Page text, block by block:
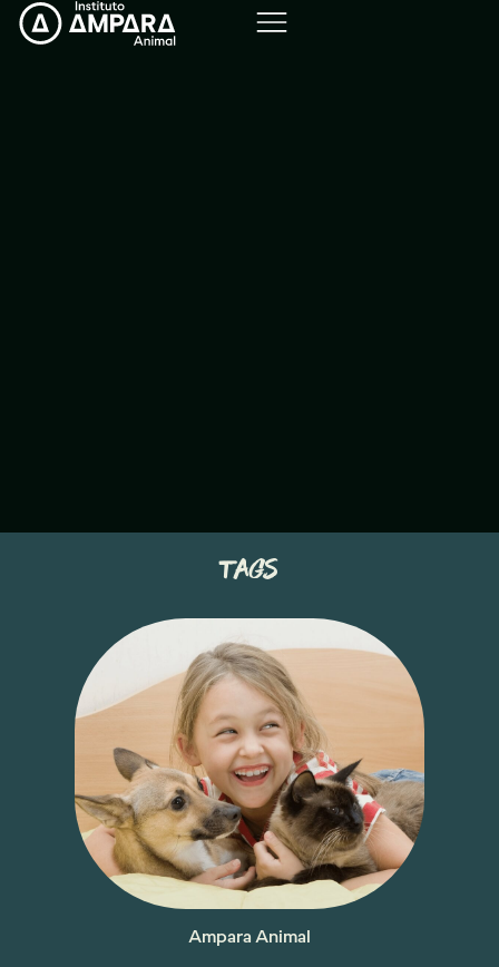
tags
Ampara Animal